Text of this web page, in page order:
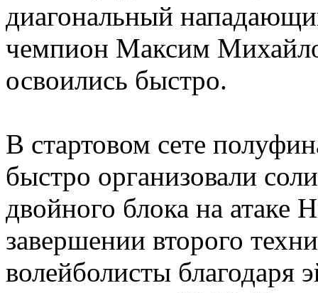
диагональный
чемпион Максим
освоились быстро.
В стартовом сете
быстро организовали
двойного блока на
завершении второго
волейболисты благодаря